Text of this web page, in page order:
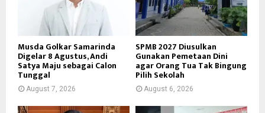
Musda Golkar Samarinda
Digelar 8 Agustus, Andi
Satya Maju sebagai Calon
Tunggal
August 7, 2026
SPMB 2027 Diusulkan
Gunakan Pemetaan Dini
agar Orang Tua Tak Bingung
Pilih Sekolah
August 6, 2026